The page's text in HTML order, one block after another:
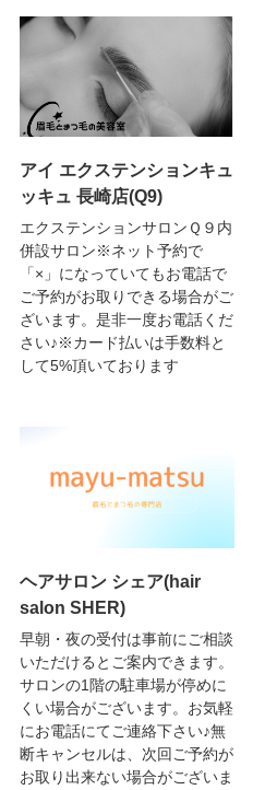
アイ エクステンションキュ
ッキュ 長崎店(Q9)
エクステンションサロンＱ９内
併設サロン※ネット予約で
「×」になっていてもお電話で
ご予約がお取りできる場合がご
ざいます。是非一度お電話くだ
さい♪※カード払いは手数料と
して5%頂いております
ヘアサロン シェア(hair
salon SHER)
早朝・夜の受付は事前にご相談
いただけるとご案内できます。
サロンの1階の駐車場が停めに
くい場合がございます。お気軽
にお電話にてご連絡下さい♪無
断キャンセルは、次回ご予約が
お取り出来ない場合がございま